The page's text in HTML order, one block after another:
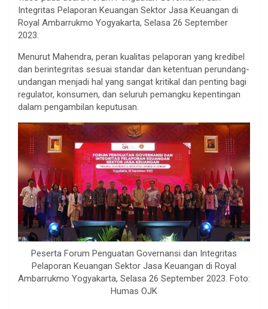
Integritas Pelaporan Keuangan Sektor Jasa Keuangan di
Royal Ambarrukmo Yogyakarta, Selasa 26 September
2023.
Menurut Mahendra, peran kualitas pelaporan yang kredibel
dan berintegritas sesuai standar dan ketentuan perundang-
undangan menjadi hal yang sangat kritikal dan penting bagi
regulator, konsumen, dan seluruh pemangku kepentingan
dalam pengambilan keputusan.
Peserta Forum Penguatan Governansi dan Integritas
Pelaporan Keuangan Sektor Jasa Keuangan di Royal
Ambarrukmo Yogyakarta, Selasa 26 September 2023. Foto:
Humas OJK